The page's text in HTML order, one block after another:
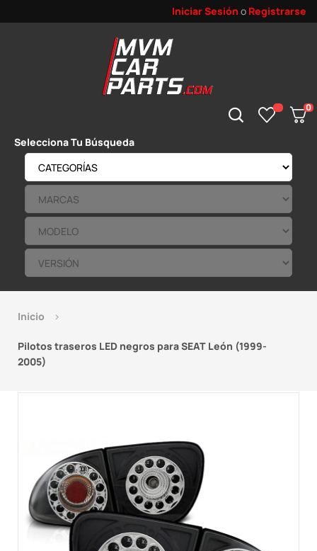
Iniciar Sesión o Registrarse
0
Selecciona Tu Búsqueda
Inicio
Pilotos traseros LED negros para SEAT León (1999-
2005)